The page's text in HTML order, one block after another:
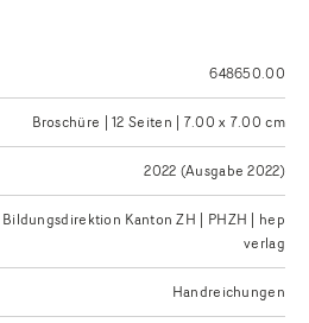
648650.00
Broschüre | 12 Seiten | 7.00 x 7.00 cm
2022 (Ausgabe 2022)
Bildungsdirektion Kanton ZH | PHZH | hep
verlag
Handreichungen